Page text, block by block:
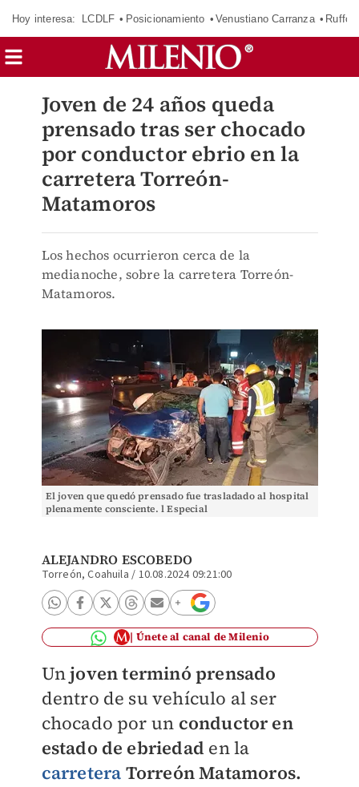
Hoy interesa: LCDLF Posicionamiento Venustiano Carranza Ruffo
Joven de 24 años queda
prensado tras ser chocado
por conductor ebrio en la
carretera Torreón-
Matamoros
Los hechos ocurrieron cerca de la
medianoche, sobre la carretera Torreón-
Matamoros.
El joven que quedó prensado fue trasladado al hospital
plenamente consciente. l Especial
ALEJANDRO ESCOBEDO
Torreón, Coahuila / 10.08.2024 09:21:00
Únete al canal de Milenio
Unjoven terminó prensado
dentro de su vehículo al ser
chocado por un conductor en
estado de ebriedad en la
carretera Torreón Matamoros.